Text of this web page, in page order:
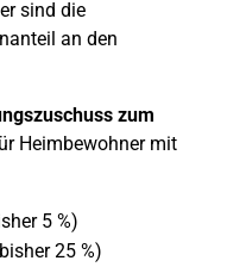
sind die
an den
zum
Heimbewohner mit
5 %)
25 %)